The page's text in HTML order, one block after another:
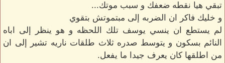
تبقي هيا نقطه ضعفك و سبب موتك...
و خليك فاكر ان الضربه إلى مبتموتش بتقوي
لم يستطع ان ينسي يوسف تلك اللحظه و هو ينظر إلى اباه
النائم بسكون و يتوسط صدره ثلاث طلقات ناريه تشير إلى ان
من اطلقها كان يعرف جيدا ما يفعل.